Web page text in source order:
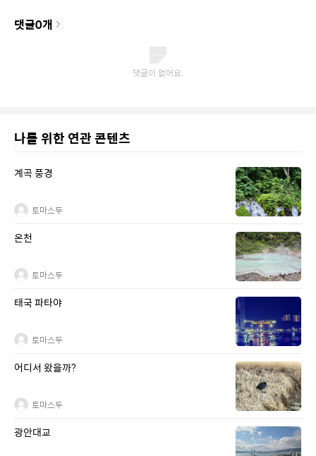
댓글0개
나를 위한 연관 콘텐츠
계곡 풍경
토마스두
온천
토마스두
태국 파타야
토마스두
어디서 왔을까?
토마스두
광안대교